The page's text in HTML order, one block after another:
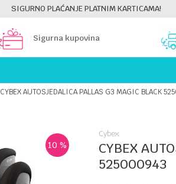
SIGURNO PLAĆANJE PLATNIM KARTICAMA!
Sigurna kupovina
CYBEX AUTOSJEDALICA PALLAS G3 MAGIC BLACK
10 %
Cybex
CYBEX
525000943